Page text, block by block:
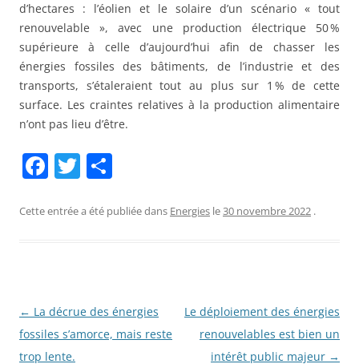
d’hectares : l’éolien et le solaire d’un scénario « tout
renouvelable », avec une production électrique 50 %
supérieure à celle d’aujourd’hui afin de chasser les
énergies fossiles des bâtiments, de l’industrie et des
transports, s’étaleraient tout au plus sur 1 % de cette
surface. Les craintes relatives à la production alimentaire
n’ont pas lieu d’être.
F
c
o
k
T
itt ta
Cette entrée a été publiée dans Energies le30 novembre 2022 .
Navigation
des
articles
← La décrue des énergies
fossiles s’amorce, mais reste
trop lente.
Le déploiement des énergies
renouvelables est bien un
intérêt public majeur →